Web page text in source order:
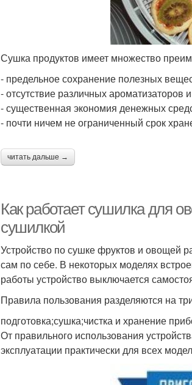
Сушка продуктов имеет множество
- предельное сохранение полезных
- отсутствие различных ароматизаторов
- существенная экономия денежных
- почти ничем не ограниченный срок
читать дальше →
Как работает сушилка для
сушилкой
Устройство по сушке фруктов и овощей
сам по себе. В некоторых моделях
работы устройство выключается
Правила пользования разделяются на
подготовка;сушка;чистка и хранение
От правильного использования
эксплуатации практически для всех